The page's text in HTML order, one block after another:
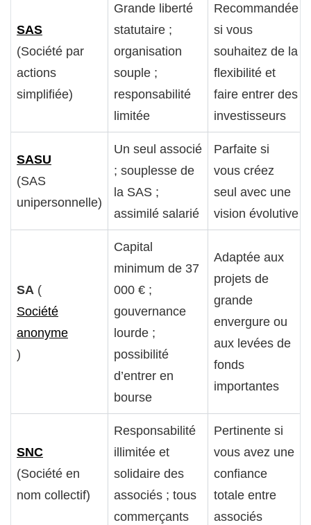
SAS
(Société par
actions
simplifiée)
Grande liberté
statutaire ;
organisation
souple ;
responsabilité
limitée
Recommandée
si vous
souhaitez de la
flexibilité et
faire entrer des
investisseurs
SASU
(SAS
unipersonnelle)
Un seul associé
; souplesse de
la SAS ;
assimilé salarié
Parfaite si
vous créez
seul avec une
vision évolutive
SA (
Société
anonyme
)
Capital
minimum de 37
000 € ;
gouvernance
lourde ;
possibilité
d’entrer en
bourse
Adaptée aux
projets de
grande
envergure ou
aux levées de
fonds
importantes
SNC
(Société en
nom collectif)
Responsabilité
illimitée et
solidaire des
associés ; tous
commerçants
Pertinente si
vous avez une
confiance
totale entre
associés